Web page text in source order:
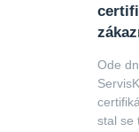
Ode
stal se